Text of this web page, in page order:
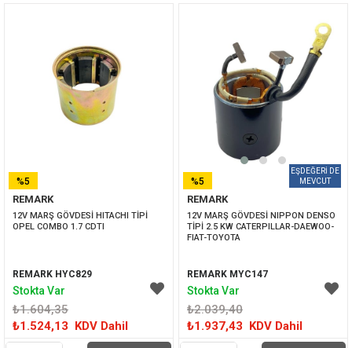
REMARK
12V MARŞ GÖVDESİ HITACHI TİPİ
OPEL COMBO 1.7 CDTI
REMARK HYC829
₺1.604,35
₺1.524,13 KDV Dahil
%5
İNDIRIM
Stokta Var
REMARK
12V MARŞ GÖVDESİ NIPPON DENSO
TİPİ 2.5 KW CATERPILLAR-DAEWOO-
FIAT-TOYOTA
REMARK MYC147
₺2.039,40
₺1.937,43 KDV Dahil
%5
İNDIRIM
Stokta Var